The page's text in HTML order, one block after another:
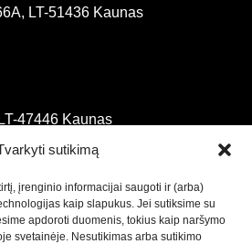
sutikimą
įrenginio informacijai saugoti ir (arba)
kaip slapukus. Jei sutiksime su
apdoroti duomenis, tokius kaip naršymo
svetainėje. Nesutikimas arba sutikimo
LT-51436 Kaunas
47446 Kaunas